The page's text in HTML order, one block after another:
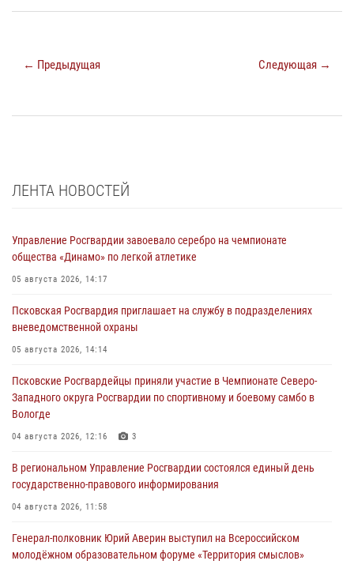
← Предыдущая Следующая →
ЛЕНТА НОВОСТЕЙ
Управление Росгвардии завоевало серебро на чемпионате
общества «Динамо» по легкой атлетике
05 августа 2026, 14:17
Псковская Росгвардия приглашает на службу в подразделениях
вневедомственной охраны
05 августа 2026, 14:14
Псковские Росгвардейцы приняли участие в Чемпионате Северо-
Западного округа Росгвардии по спортивному и боевому самбо в
Вологде
04 августа 2026, 12:16 3
В региональном Управление Росгвардии состоялся единый день
государственно-правового информирования
04 августа 2026, 11:58
Генерал-полковник Юрий Аверин выступил на Всероссийском
молодёжном образовательном форуме «Территория смыслов»